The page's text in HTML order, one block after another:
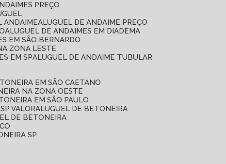
PREÇO
ANDAIME ALUGUEL DE ANDAIME PREÇO
ALUGUEL DE ANDAIMES EM DIADEMA
EM SÃO BERNARDO
ZONA LESTE
EM SP ALUGUEL DE ANDAIME TUBULAR
EM SÃO CAETANO
NA ZONA OESTE
EM SÃO PAULO
VALOR ALUGUEL DE BETONEIRA
DE BETONEIRA
SP